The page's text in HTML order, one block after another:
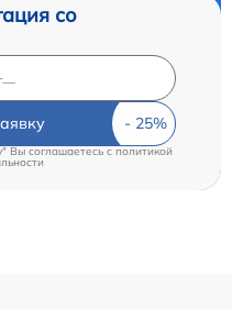
со
Вы соглашаетесь cполитикой